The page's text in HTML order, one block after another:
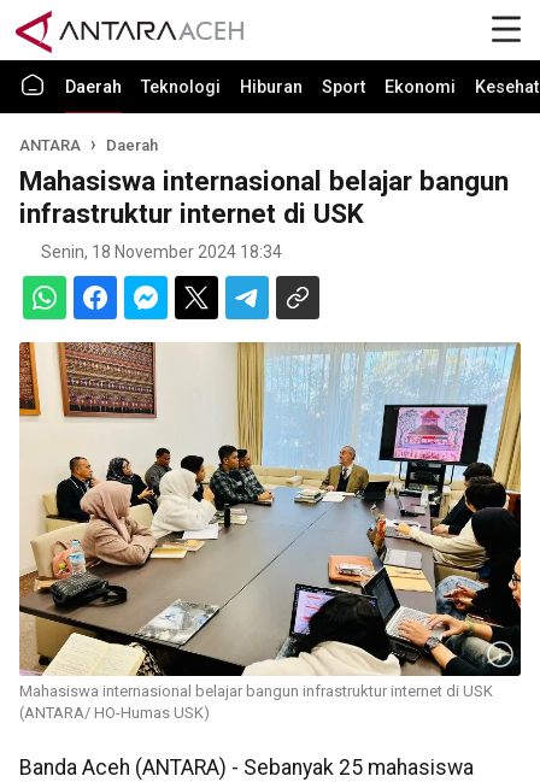
Daerah Teknologi Hiburan Sport Ekonomi
ANTARA Daerah
Mahasiswa internasional belajar bangun
infrastruktur internet di USK
Senin, 18 November 2024 18:34
Mahasiswa internasional belajar bangun infrastruktur internet di USK
(ANTARA/ HO-Humas USK)
Banda Aceh (ANTARA) - Sebanyak 25 mahasiswa